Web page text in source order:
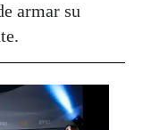
armar su